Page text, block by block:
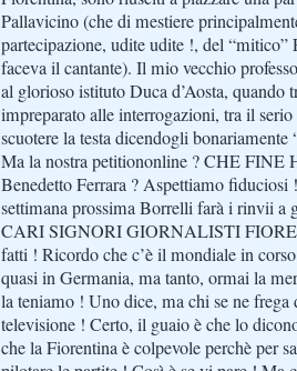
Pallavicino (che di mestiere
partecipazione, udite udite !, del “mitico”
faceva il cantante). Il mio vecchio
al glorioso istituto Duca d’Aosta, quando
impreparato alle interrogazioni, tra il
scuotere la testa dicendogli bonariamente
Ma la nostra petitiononline ? CHE FINE
Benedetto Ferrara ? Aspettiamo fiduciosi
settimana prossima Borrelli farà i rinvii a
CARI SIGNORI GIORNALISTI
fatti ! Ricordo che c’è il mondiale in
quasi in Germania, ma tanto, ormai la
la teniamo ! Uno dice, ma chi se ne
televisione ! Certo, il guaio è che lo
che la Fiorentina è colpevole perchè per